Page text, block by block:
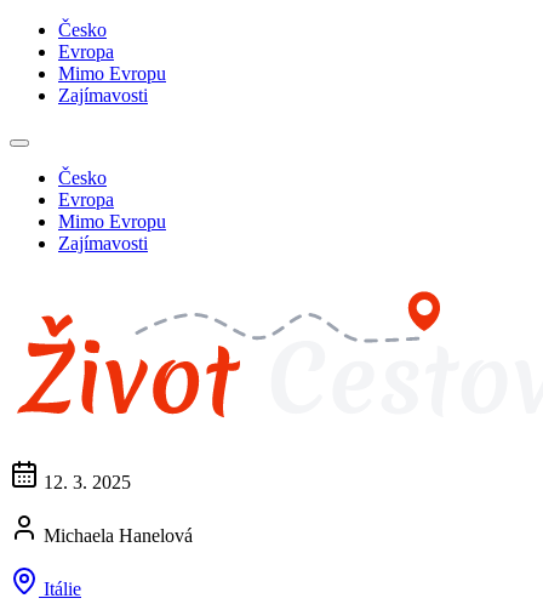
Česko
Evropa
Mimo Evropu
Zajímavosti
Česko
Evropa
Mimo Evropu
Zajímavosti
12. 3. 2025
Michaela Hanelová
Itálie